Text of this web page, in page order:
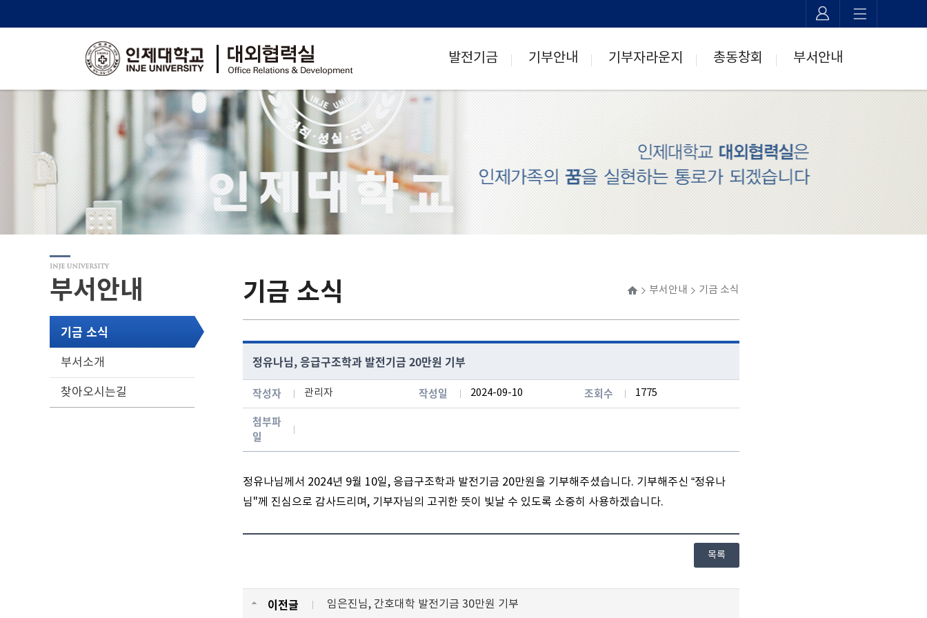
발전기금 기부안내 기부자라운지 총동창회 부서안내
부서안내
기금 소식
부서소개
찾아오시는길
기금 소식 Home > 부서안내 > 기금 소식
정유나님, 응급구조학과 발전기금 20만원 기부
작성자 관리자 작성일 2024-09-10 조회수 1775
첨부파
일
정유나님께서 2024년 9월 10일, 응급구조학과 발전기금 20만원을 기부해주셨습니다. 기부해주신 “정유나
님"께 진심으로 감사드리며, 기부자님의 고귀한 뜻이 빛날 수 있도록 소중히 사용하겠습니다.
목록
이전글 임은진님, 간호대학 발전기금 30만원 기부